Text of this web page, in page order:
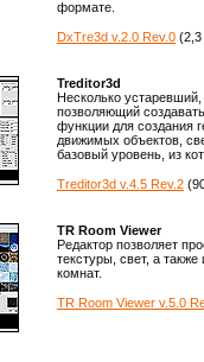
формате.
DxTre3d v.2.0 Rev.0
Treditor3d
Несколько
позволяющий
функции для создания
движимых объектов,
базовый уровень, из
Treditor3d v.4.5 Rev.2
TR Room Viewer
Редактор позволяет
текстуры, свет, а
комнат.
TR Room Viewer v.5.0